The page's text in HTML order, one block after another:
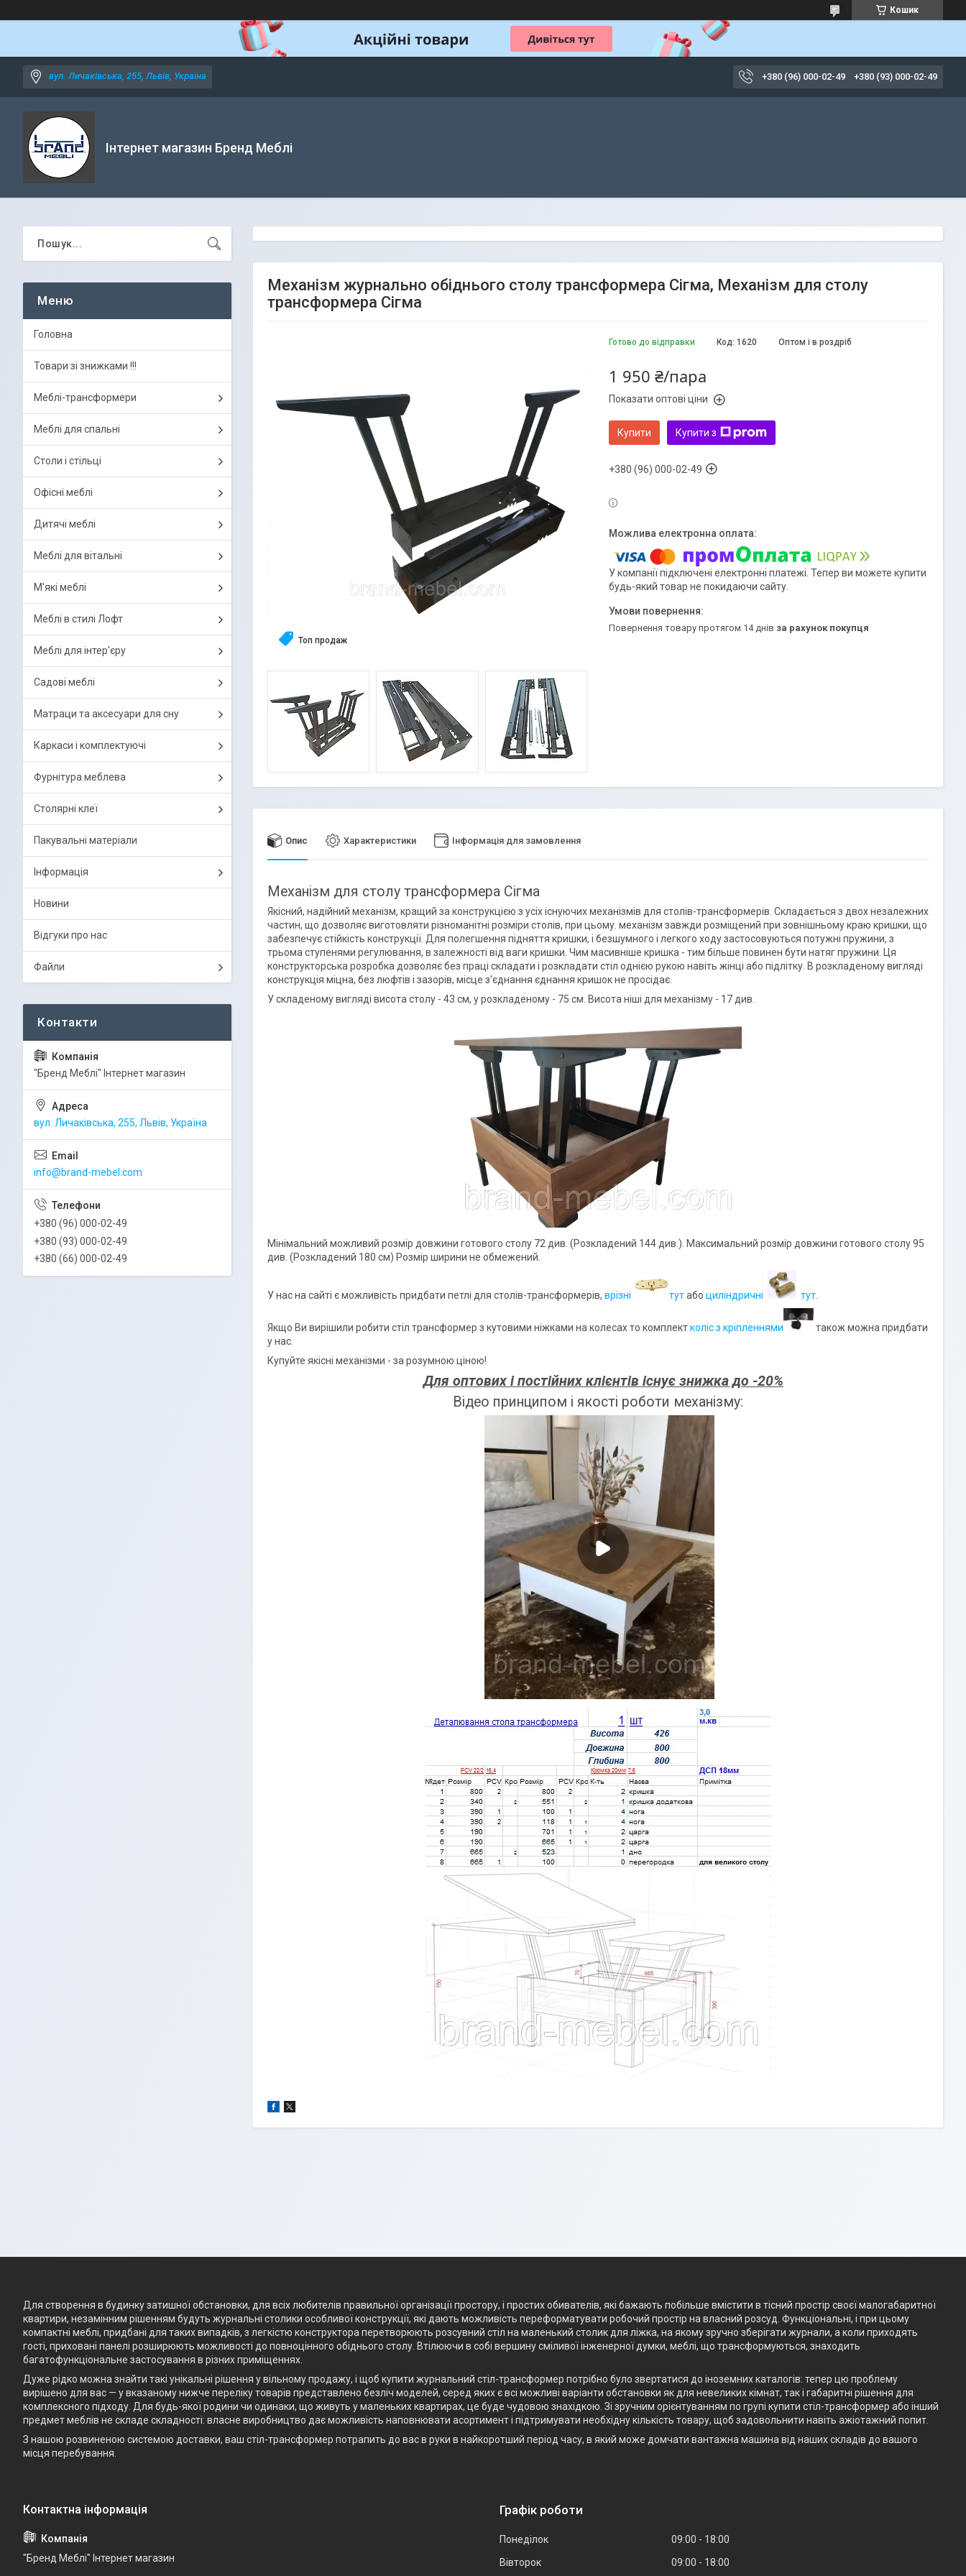
Кошик
вул. Личаківська, 255, Львів, Україна +380 (96) 000-02-49 +380 (93) 000-02-49
Інтернет магазин Бренд Меблі
Механізм журнально обіднього столу трансформера Сігма, Механізм для столу
трансформера Сігма
Топ продаж
Готово до відправки Оптом і в роздріб
Код: 1620
1 950 ₴/пара
Показати оптові ціни
Купити Купити з
+380 (96) 000-02-49
У компанії підключені електронні платежі. Тепер ви можете купити
будь-який товар не покидаючи сайту.
повернення товару протягом 14 днів за рахунок покупця
Опис Характеристики Інформація для замовлення
Механізм для столу трансформера Сігма
Якісний, надійний механізм, кращий за конструкцією з усіх існуючих механізмів для столів-трансформерів. Складається з двох незалежних
частин, що дозволяє виготовляти різноманітні розміри столів, при цьому. механізм завжди розміщений при зовнішньому краю кришки, що
забезпечує стійкість конструкції. Для полегшення підняття кришки, і безшумного і легкого ходу застосовуються потужні пружини, з
трьома ступенями регулювання, в залежності від ваги кришки. Чим масивніше кришка - тим більше повинен бути натяг пружини. Ця
конструкторська розробка дозволяє без праці складати і розкладати стіл однією рукою навіть жінці або підлітку. В розкладеному вигляді
конструкція міцна, без люфтів і зазорів, місце з'єднання єднання кришок не просідає.
У складеному вигляді висота столу - 43 см, у розкладеному - 75 см. Висота ніші для механізму - 17 див.
Мінімальний можливий розмір довжини готового столу 72 див. (Розкладений 144 див.). Максимальний розмір довжини готового столу 95
див. (Розкладений 180 см) Розмір ширини не обмежений.
У нас на сайті є можливість придбати петлі для столів-трансформерів, врізні тутабо циліндричні тут
Якщо Ви вирішили робити стіл трансформер з кутовими ніжками на колесах то комплектколіс з кріпленнями
також можна придбати
у нас.
Купуйте якісні механізми - за розумною ціною!
Для оптових і постійних клієнтів існує знижка до -20%
Відео принципом і якості роботи механізму:
Головна
Товари зі знижками !!!
Меблі-трансформери
Меблі для спальні
Столи і стільці
Офісні меблі
Дитячі меблі
Меблі для вітальні
М'які меблі
Меблі в стилі Лофт
Меблі для інтер'єру
Садові меблі
Матраци та аксесуари для сну
Каркаси і комплектуючі
Фурнітура меблева
Столярні клеї
Пакувальні матеріали
Інформація
Новини
Відгуки про нас
Файли
"Бренд Меблі" Інтернет магазин
вул. Личаківська, 255, Львів, Україна
info@brand-mebel.com
+380 (96) 000-02-49
+380 (93) 000-02-49
+380 (66) 000-02-49
Для створення в будинку затишної обстановки, для всіх любителів правильної організації простору, і простих обивателів, які бажають побільше вмістити в тісний простір своєї малогабаритної
квартири, незамінним рішенням будуть журнальні столики особливої конструкції, які дають можливість переформатувати робочий простір на власний розсуд. Функціональні, і при цьому
компактні меблі, придбані для таких випадків, з легкістю конструктора перетворюють розсувний стіл на маленький столик для ліжка, на якому зручно зберігати журнали, а коли приходять
гості, приховані панелі розширюють можливості до повноцінного обіднього столу. Втілюючи в собі вершину сміливої інженерної думки, меблі, що трансформуються, знаходить
багатофункціональне застосування в різних приміщеннях.
Дуже рідко можна знайти такі унікальні рішення у вільному продажу, і щоб купити журнальний стіл-трансформер потрібно було звертатися до іноземних каталогів: тепер цю проблему
вирішено для вас — у вказаному нижче переліку товарів представлено безліч моделей, серед яких є всі можливі варіанти обстановки як для невеликих кімнат, так і габаритні рішення для
комплексного підходу. Для будь-якої родини чи одинаки, що живуть у маленьких квартирах, це буде чудовою знахідкою. Зі зручним орієнтуванням по групі купити стіл-трансформер або інший
предмет меблів не складе складності: власне виробництво дає можливість наповнювати асортимент і підтримувати необхідну кількість товару, щоб задовольнити навіть ажіотажний попит.
З нашою розвиненою системою доставки, ваш стіл-трансформер потрапить до вас в руки в найкоротший період часу, в який може домчати вантажна машина від наших складів до вашого
місця перебування.
"Бренд Меблі" Інтернет магазин
Графік роботи
Понеділок 09:00
18:00
Вівторок
09:00 18:00